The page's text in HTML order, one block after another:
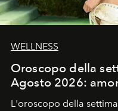
WELLNESS
Oroscopo della
Agosto 2026:
L'oroscopo della